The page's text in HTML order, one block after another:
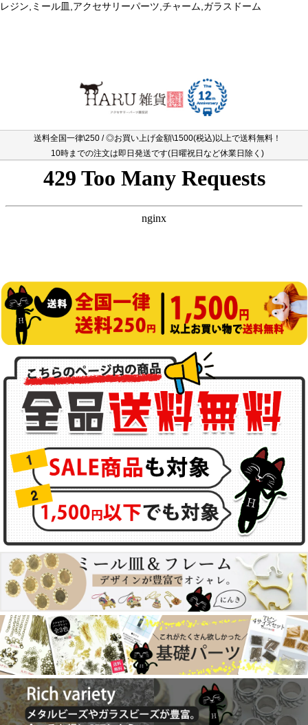
レジン,ミール皿,アクセサリーパーツ,チャーム,ガラスドーム
送料全国一律\250 / ◎お買い上げ金額\1500(税込)以上で送料無料！
10時までの注文は即日発送です(日曜祝日など休業日除く)